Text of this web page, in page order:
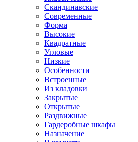
Скандинавские
Современные
Форма
Высокие
Квадратные
Угловые
Низкие
Особенности
Встроенные
Из кладовки
Закрытые
Открытые
Раздвижные
Гардеробные шкафы
Назначение